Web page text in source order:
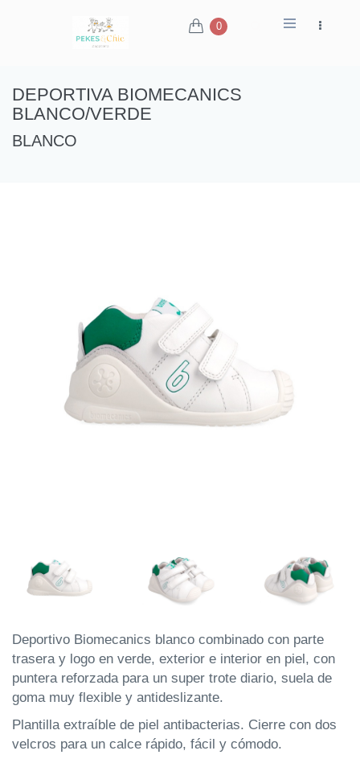
0
DEPORTIVA BIOMECANICS
BLANCO/VERDE
BLANCO
Deportivo Biomecanics blanco combinado con parte
trasera y logo en verde, exterior e interior en piel, con
puntera reforzada para un super trote diario, suela de
goma muy flexible y antideslizante.
Plantilla extraíble de piel antibacterias. Cierre con dos
velcros para un calce rápido, fácil y cómodo.